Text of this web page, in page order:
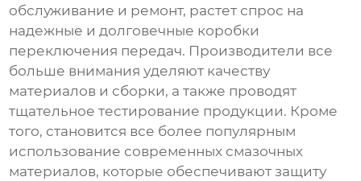
обслуживание и ремонт, растет спрос на
надежные и долговечные коробки
переключения передач. Производители все
больше внимания уделяют качеству
материалов и сборки, а также проводят
тщательное тестирование продукции. Кроме
того, становится все более популярным
использование современных смазочных
материалов, которые обеспечивают защиту